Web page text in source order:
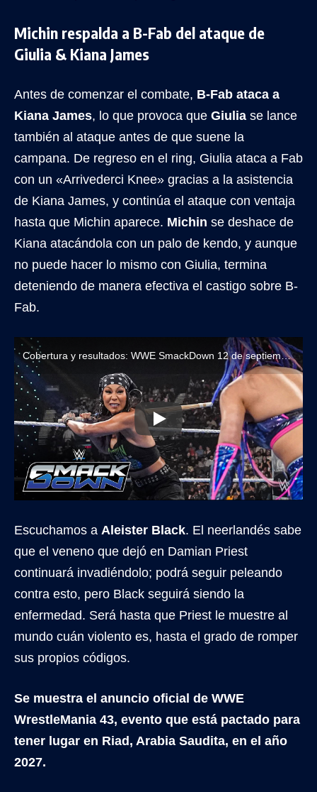
Michin respalda a B-Fab del ataque de
Giulia & Kiana James
Antes de comenzar el combate, B-Fab ataca a
Kiana James, lo que provoca que Giulia se lance
también al ataque antes de que suene la
campana. De regreso en el ring, Giulia ataca a Fab
con un «Arrivederci Knee» gracias a la asistencia
de Kiana James, y continúa el ataque con ventaja
hasta que Michin aparece. Michin se deshace de
Kiana atacándola con un palo de kendo, y aunque
no puede hacer lo mismo con Giulia, termina
deteniendo de manera efectiva el castigo sobre B-
Fab.
Cobertura y resultados: WWE SmackDown 12 de septiembre de 2025
Escuchamos a Aleister Black. El neerlandés sabe
que el veneno que dejó en Damian Priest
continuará invadiéndolo; podrá seguir peleando
contra esto, pero Black seguirá siendo la
enfermedad. Será hasta que Priest le muestre al
mundo cuán violento es, hasta el grado de romper
sus propios códigos.
Se muestra el anuncio oficial de WWE
WrestleMania 43, evento que está pactado para
tener lugar en Riad, Arabia Saudita, en el año
2027.